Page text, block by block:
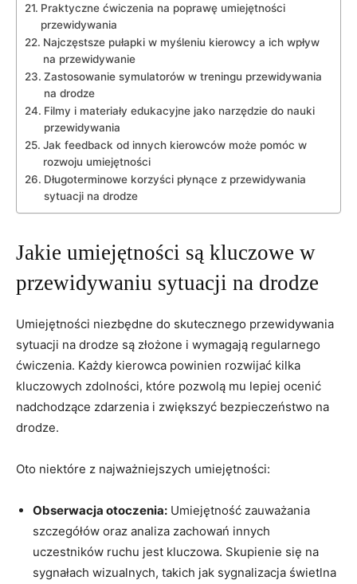
Praktyczne ​ćwiczenia⁣ na‌ poprawę umiejętności
przewidywania
Najczęstsze pułapki ⁣w‍ myśleniu kierowcy a ich wpływ
na przewidywanie
Zastosowanie ‌symulatorów ⁢w treningu przewidywania⁤
na drodze
Filmy i materiały ⁤edukacyjne ⁢jako narzędzie⁣ do nauki
przewidywania
Jak feedback​ od innych ‌kierowców może‌ pomóc w
rozwoju umiejętności
Długoterminowe korzyści płynące z ​przewidywania
sytuacji na ‍drodze
Jakie umiejętności ‌są ​kluczowe ⁢w ​
przewidywaniu sytuacji na drodze
Umiejętności⁤ niezbędne do ​skutecznego przewidywania
sytuacji​ na drodze są złożone​ i wymagają ⁣regularnego
ćwiczenia. Każdy⁢ kierowca powinien‍ rozwijać kilka
⁤kluczowych zdolności, ⁣które pozwolą mu ‌lepiej ocenić
nadchodzące ​zdarzenia i zwiększyć‌ bezpieczeństwo na
drodze.
Oto niektóre z najważniejszych umiejętności:
Obserwacja‌ otoczenia: Umiejętność zauważania‌
szczegółów oraz ⁤analiza ‌zachowań innych
uczestników ruchu ⁢jest kluczowa. ‍Skupienie się ⁤na
sygnałach wizualnych, ⁤takich jak sygnalizacja świetlna